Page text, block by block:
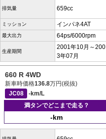
排気量 659cc
ミッション インパネ4AT
最大出力 64ps/6000rpm
生産期間
2001年10月～200
3年07月
660 R 4WD
新車時価格136.8万円(税抜)
JC08
-km/L
満タンでどこまで走る？
-km